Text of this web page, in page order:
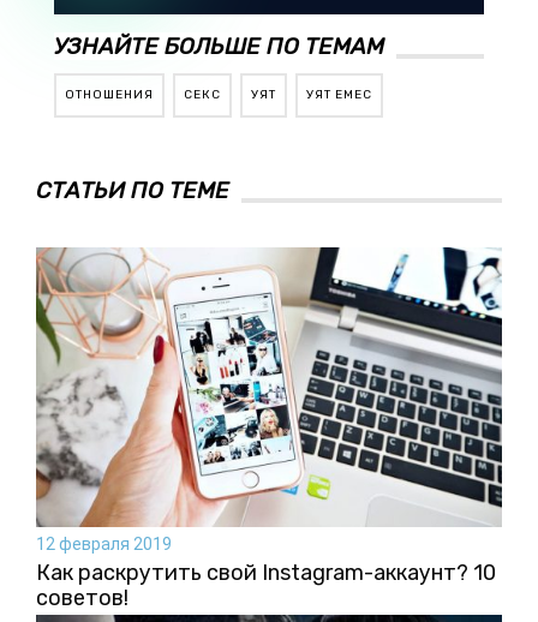
УЗНАЙТЕ БОЛЬШЕ ПО ТЕМАМ
ОТНОШЕНИЯ СЕКС УЯТ УЯТ ЕМЕС
СТАТЬИ ПО ТЕМЕ
12 февраля 2019
Как раскрутить свой Instagram-аккаунт? 10
советов!